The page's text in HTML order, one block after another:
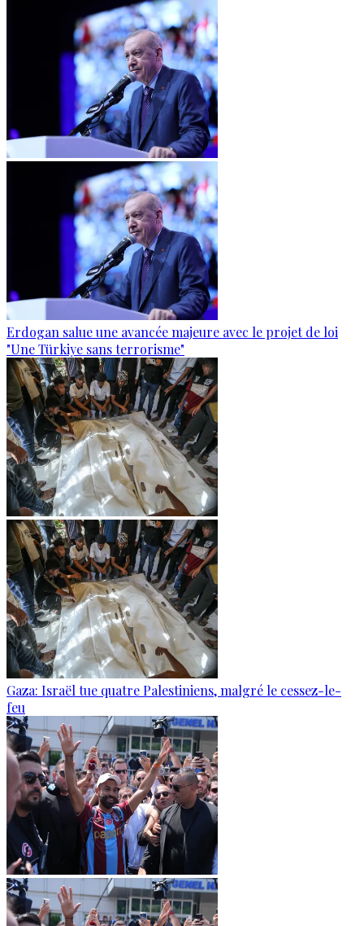
Erdogan salue une avancée majeure avec le projet de loi
"Une Türkiye sans terrorisme"
Gaza: Israël tue quatre Palestiniens, malgré le cessez-le-
feu